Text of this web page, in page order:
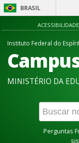
BRASIL
ACESSIBILIDADE
Instituto Federal do
MINISTÉRIO DA
Perguntas